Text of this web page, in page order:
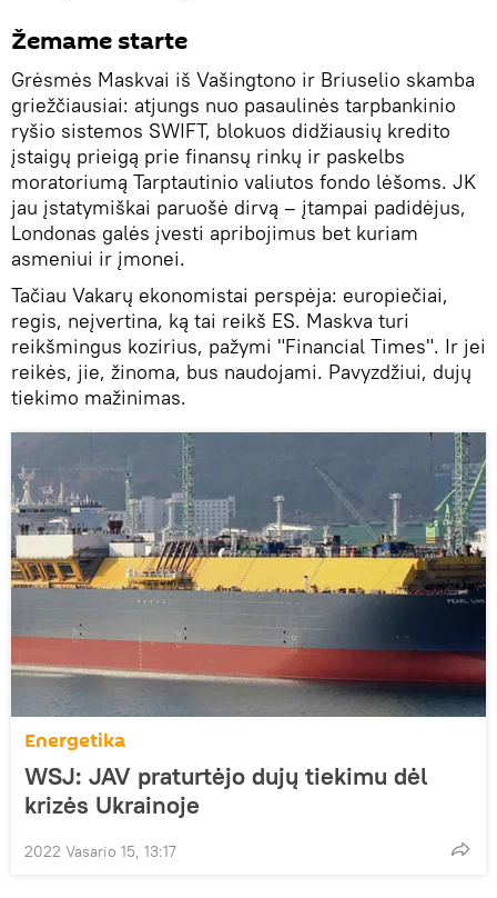
Žemame starte
Grėsmės Maskvai iš Vašingtono ir Briuselio skamba
griežčiausiai: atjungs nuo pasaulinės tarpbankinio
ryšio sistemos SWIFT, blokuos didžiausių kredito
įstaigų prieigą prie finansų rinkų ir paskelbs
moratoriumą Tarptautinio valiutos fondo lėšoms. JK
jau įstatymiškai paruošė dirvą – įtampai padidėjus,
Londonas galės įvesti apribojimus bet kuriam
asmeniui ir įmonei.
Tačiau Vakarų ekonomistai perspėja: europiečiai,
regis, neįvertina, ką tai reikš ES. Maskva turi
reikšmingus kozirius, pažymi "Financial Times". Ir jei
reikės, jie, žinoma, bus naudojami. Pavyzdžiui, dujų
tiekimo mažinimas.
Energetika
WSJ: JAV praturtėjo dujų tiekimu dėl
krizės Ukrainoje
2022 Vasario 15, 13:17